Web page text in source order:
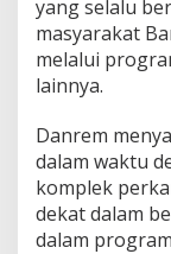
yang selalu
masyarakat
melalui
lainnya.
Danrem
dalam waktu
komplek
dekat dalam
dalam